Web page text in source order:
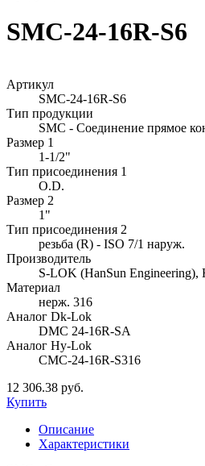
SMC-24-16R-S6
Артикул
SMC-24-16R-S6
Тип продукции
SMC - Соединение прямое
Размер 1
1-1/2"
Тип присоединения 1
O.D.
Размер 2
1"
Тип присоединения 2
резьба (R) - ISO 7/1 наруж.
Производитель
S-LOK (HanSun
Материал
нерж. 316
Аналог Dk-Lok
DMC 24-16R-SA
Аналог Hy-Lok
CMC-24-16R-S316
12 306.38 руб.
Купить
Описание
Характеристики